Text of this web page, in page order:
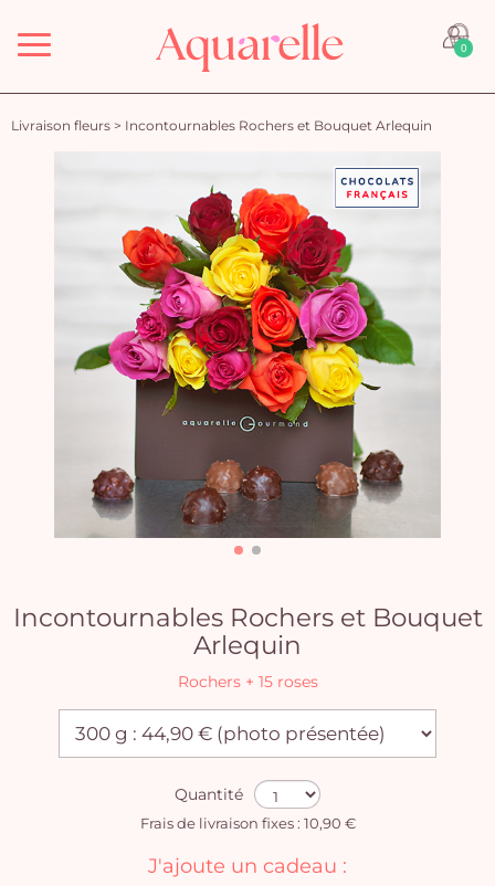
Menu 0
Livraison fleurs > Incontournables Rochers et Bouquet Arlequin
Incontournables Rochers et Bouquet
Arlequin
Rochers + 15 roses
Quantité
Frais de livraison fixes : 10,90 €
J'ajoute un cadeau :